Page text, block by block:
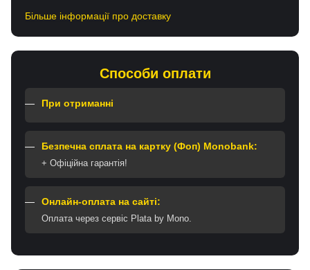
Більше інформації про доставку
Способи оплати
При отриманні
Безпечна сплата на картку (Фоп) Monobank:
+ Офіційна гарантія!
Онлайн-оплата на сайті:
Оплата через сервіс Plata by Mono.